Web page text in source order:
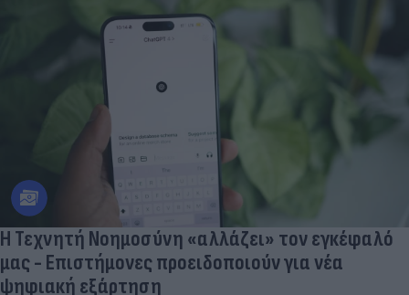
Η Τεχνητή Νοημοσύνη «αλλάζει» τον εγκέφαλό
μας - Eπιστήμονες προειδοποιούν για νέα
ψηφιακή εξάρτηση